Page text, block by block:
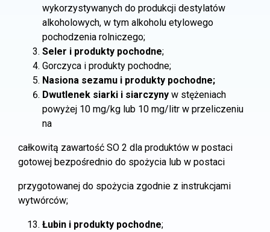
wykorzystywanych do produkcji destylatów
alkoholowych, w tym alkoholu etylowego
pochodzenia rolniczego;
Seler i produkty pochodne;
Gorczyca i produkty pochodne;
Nasiona sezamu i produkty pochodne;
Dwutlenek siarki i siarczyny w stężeniach
powyżej 10 mg/kg lub 10 mg/litr w przeliczeniu
na
całkowitą zawartość SO 2 dla produktów w postaci
gotowej bezpośrednio do spożycia lub w postaci
przygotowanej do spożycia zgodnie z instrukcjami
wytwórców;
Łubin i produkty pochodne;